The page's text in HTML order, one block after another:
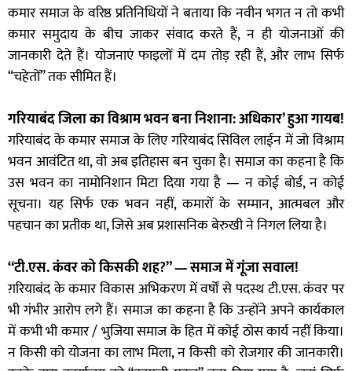
कमार समाज के वरिष्ठ प्रतिनिधियों ने बताया कि नवीन भगत न तो कभी
कमार समुदाय के बीच जाकर संवाद करते हैं, न ही योजनाओं की
जानकारी देते हैं। योजनाएं फाइलों में दम तोड़ रही हैं, और लाभ सिर्फ
“चहेतों” तक सीमित हैं।
गरियाबंद जिला का विश्राम भवन बना निशाना:अधिकार’ हुआ गायब!
गरियाबंद के कमार समाज के लिए गरियाबंद सिविल लाईन में जो विश्राम
भवन आवंटित था, वो अब इतिहास बन चुका है। समाज का कहना है कि
उस भवन का नामोनिशान मिटा दिया गया है — न कोई बोर्ड, न कोई
सूचना। यह सिर्फ एक भवन नहीं, कमारों के सम्मान, आत्मबल और
पहचान का प्रतीक था, जिसे अब प्रशासनिक बेरुखी ने निगल लिया है।
“टी.एस. कंवर को किसकी शह?” — समाज में गूंजा सवाल!
ग़रियाबंद के कमार विकास अभिकरण में वर्षों से पदस्थ टी.एस. कंवर पर
भी गंभीर आरोप लगे हैं। समाज का कहना है कि उन्होंने अपने कार्यकाल
में कभी भी कमार / भुजिया समाज के हित में कोई ठोस कार्य नहीं किया।
न किसी को योजना का लाभ मिला, न किसी को रोजगार की जानकारी।